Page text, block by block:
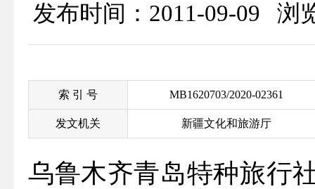
发布时间：2011-09-09 浏
索 引 号 MB1620703/2020-02361
发文机关 新疆文化和旅游厅
乌鲁木齐青岛特种旅行